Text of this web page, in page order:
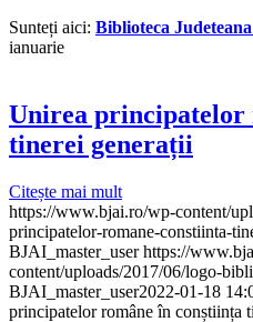
Sunteți aici: Biblioteca
ianuarie
Unirea principatelor
tinerei generații
Citește mai mult
https://www.bjai.ro/wp-content/
principatelor-romane-constiinta-
BJAI_master_user https://
content/uploads/2017/06/logo-
BJAI_master_user2022-01-18
principatelor române în conștiința